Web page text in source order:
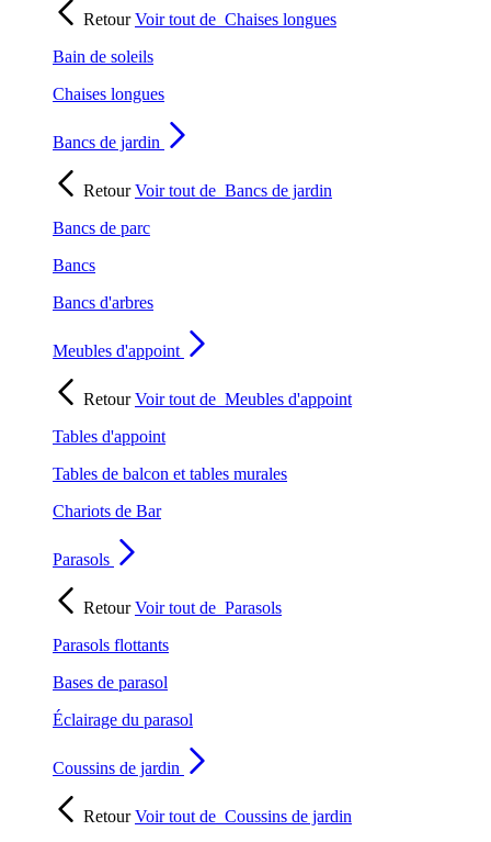
RetourVoir tout de Chaises longues
Bain de soleils
Chaises longues
Bancs de jardin
RetourVoir tout de Bancs de jardin
Bancs de parc
Bancs
Bancs d'arbres
Meubles d'appoint
RetourVoir tout de Meubles d'appoint
Tables d'appoint
Tables de balcon et tables murales
Chariots de Bar
Parasols
RetourVoir tout de Parasols
Parasols flottants
Bases de parasol
Éclairage du parasol
Coussins de jardin
RetourVoir tout de Coussins de jardin